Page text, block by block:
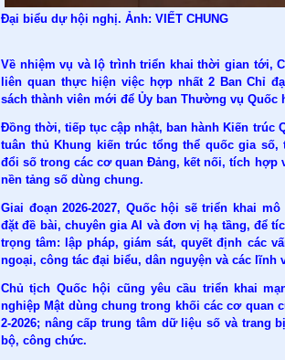
Đại biểu dự hội nghị. Ảnh: VIẾT CHUNG
Về nhiệm vụ và lộ trình triển khai thời gian tới,
liên quan thực hiện việc hợp nhất 2 Ban Chỉ
sách thành viên mới để Ủy ban Thường vụ Quốc
Đồng thời, tiếp tục cập nhật, ban hành Kiến trúc
tuân thủ Khung kiến trúc tổng thể quốc gia
đổi số trong các cơ quan Đảng, kết nối, tích hợp
nền tảng số dùng chung.
Giai đoạn 2026-2027, Quốc hội sẽ triển khai
đặt đề bài, chuyên gia AI và đơn vị hạ tầng, để
trọng tâm: lập pháp, giám sát, quyết định các
ngoại, công tác đại biểu, dân nguyện và các lĩnh
Chủ tịch Quốc hội cũng yêu cầu triển khai
nghiệp Mật dùng chung trong khối các cơ quan
2-2026; nâng cấp trung tâm dữ liệu số và trang
bộ, công chức.